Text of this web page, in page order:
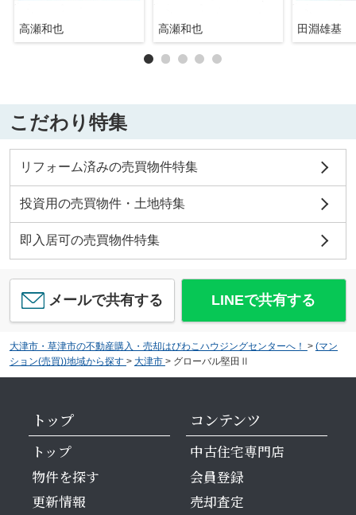
高瀬和也 高瀬和也 田淵雄基
こだわり特集
リフォーム済みの売買物件特集
投資用の売買物件・土地特集
即入居可の売買物件特集
メールで共有する LINEで共有する
大津市・草津市の不動産購入・売却はびわこハウジングセンターへ！ > (マン
ション(売買))地域から探す > 大津市 > グローバル堅田Ⅱ
トップ
トップ
物件を探す
更新情報
コンテンツ
中古住宅専門店
会員登録
売却査定